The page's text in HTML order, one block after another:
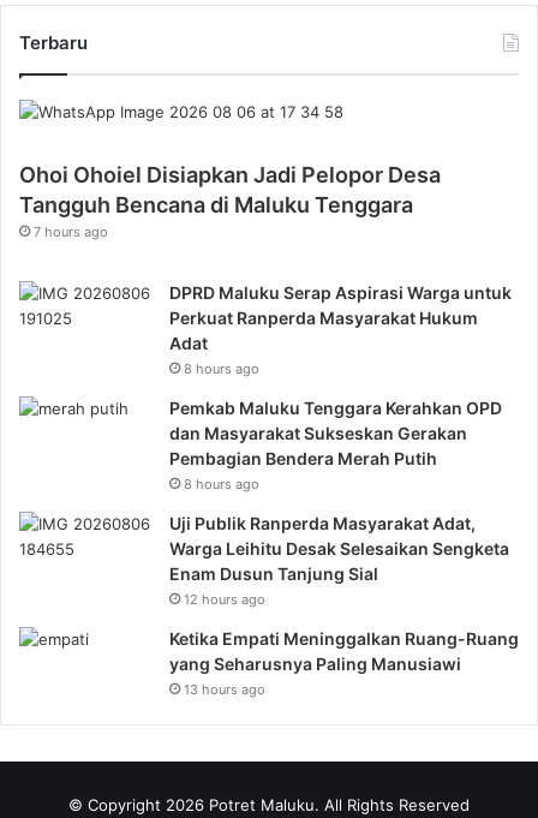
Terbaru
Ohoi Ohoiel Disiapkan Jadi Pelopor Desa
Tangguh Bencana di Maluku Tenggara
7 hours ago
DPRD Maluku Serap Aspirasi Warga untuk
Perkuat Ranperda Masyarakat Hukum
Adat
8 hours ago
Pemkab Maluku Tenggara Kerahkan OPD
dan Masyarakat Sukseskan Gerakan
Pembagian Bendera Merah Putih
8 hours ago
Uji Publik Ranperda Masyarakat Adat,
Warga Leihitu Desak Selesaikan Sengketa
Enam Dusun Tanjung Sial
12 hours ago
Ketika Empati Meninggalkan Ruang-Ruang
yang Seharusnya Paling Manusiawi
13 hours ago
© Copyright 2026 Potret Maluku. All Rights Reserved